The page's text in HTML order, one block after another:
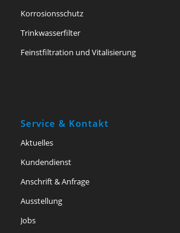
Korrosionsschutz
Trinkwasserfilter
Feinstfiltration und Vitalisierung
Service & Kontakt
Aktuelles
Kundendienst
Anschrift & Anfrage
Ausstellung
Jobs